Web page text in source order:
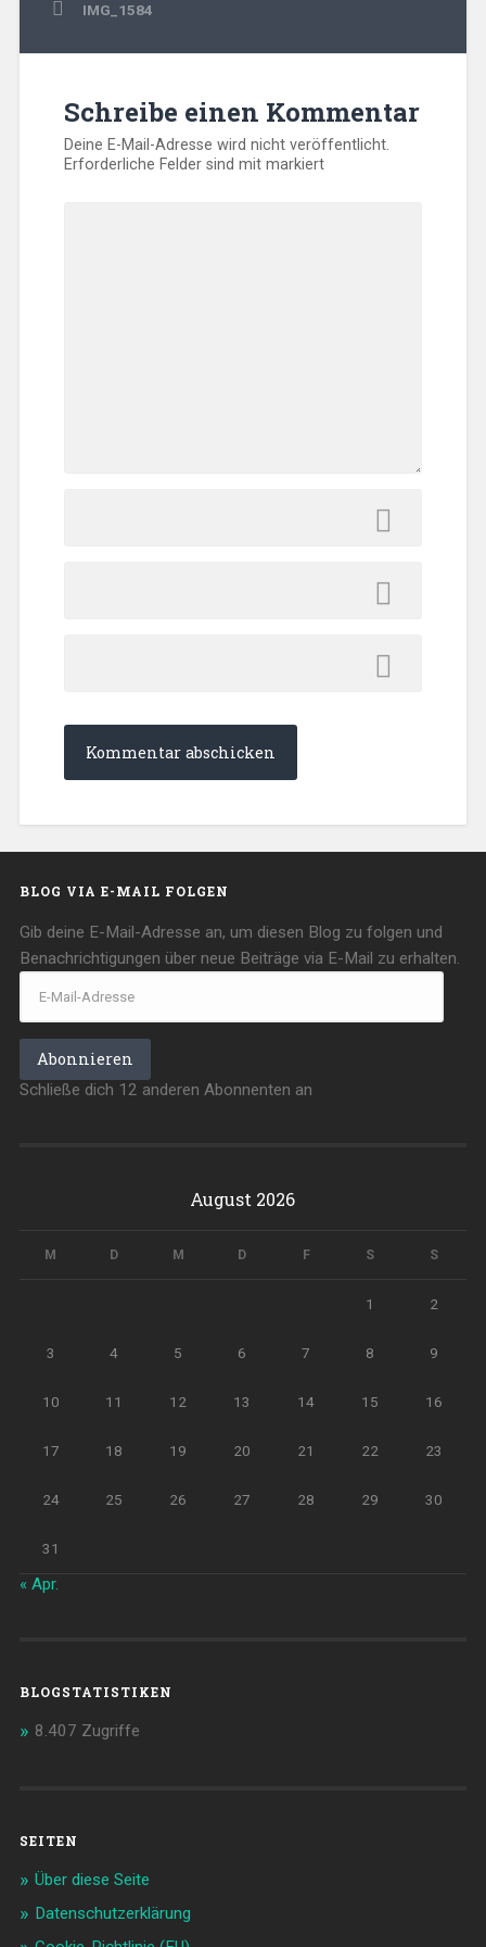
Beitragsnavigation
IMG_1584
Schreibe einen Kommentar
Deine E-Mail-Adresse wird nicht veröffentlicht.
Erforderliche Felder sind mitmarkiert
BLOG VIA E-MAIL FOLGEN
Gib deine E-Mail-Adresse an, um diesen Blog zu folgen und
Benachrichtigungen über neue Beiträge via E-Mail zu erhalten.
E-
Mail-
Abonnieren
Schließe dich 12 anderen Abonnenten an
August 2026
M D M D F S S
1 2
3 4 5 6 7 8 9
10 11 12 13 14 15 16
17 18 19 20 21 22 23
24 25 26 27 28 29 30
31
« Apr.
BLOGSTATISTIKEN
8.407 Zugriffe
SEITEN
Über diese Seite
Datenschutzerklärung